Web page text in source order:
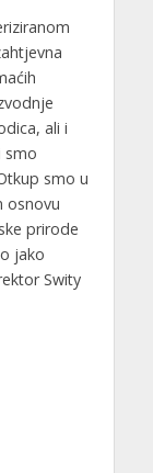
ali i
smo
smo u
osnovu
prirode
jako
Swity